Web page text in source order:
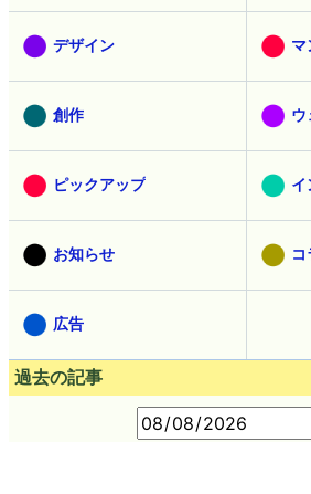
デザイン マ
創作 ウ
ピックアップ イ
お知らせ コ
広告
過去の記事